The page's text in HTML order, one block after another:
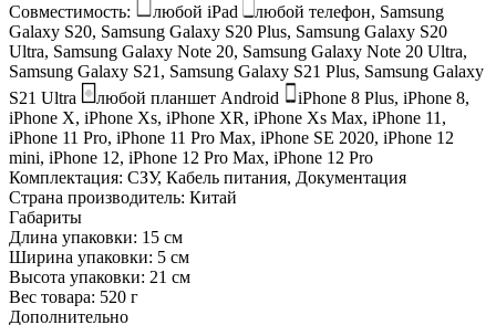
Совместимость:
любой iPad
любой телефон, Samsung
Galaxy S20, Samsung Galaxy S20 Plus, Samsung Galaxy S20
Ultra, Samsung Galaxy Note 20, Samsung Galaxy Note 20 Ultra,
Samsung Galaxy S21, Samsung Galaxy S21 Plus, Samsung Galaxy
S21 Ultra
любой планшет Android
iPhone 8 Plus, iPhone 8,
iPhone X, iPhone Xs, iPhone XR, iPhone Xs Max, iPhone 11,
iPhone 11 Pro, iPhone 11 Pro Max, iPhone SE 2020, iPhone 12
mini, iPhone 12, iPhone 12 Pro Max, iPhone 12 Pro
Комплектация: СЗУ, Кабель питания, Документация
Страна производитель: Китай
Габариты
Длина упаковки: 15 см
Ширина упаковки: 5 см
Высота упаковки: 21 см
Вес товара: 520 г
Дополнительно